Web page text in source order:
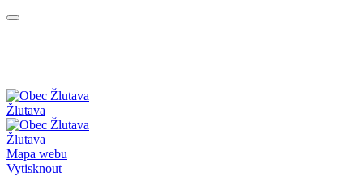
Žlutava
Žlutava
Mapa webu
Vytisknout